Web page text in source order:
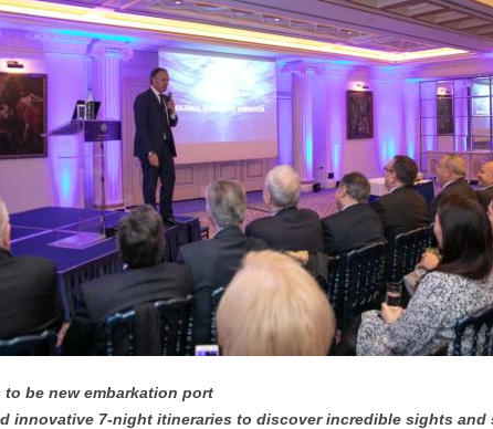
to be new embarkation port
innovative 7-night itineraries to discover incredible sights and